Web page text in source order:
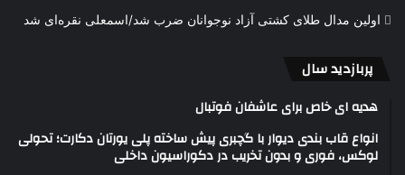
اولین مدال طلای کشتی آزاد نوجوانان ضرب شد/اسمعلی نقره‌ای شد
پربازدید سال
هدیه ای خاص برای عاشفان فوتبال
انواع قاب بندی دیوار با گچبری پیش ساخته پلی یورتان دکارت؛ تحولی
لوکس، فوری و بدون تخریب در دکوراسیون داخلی